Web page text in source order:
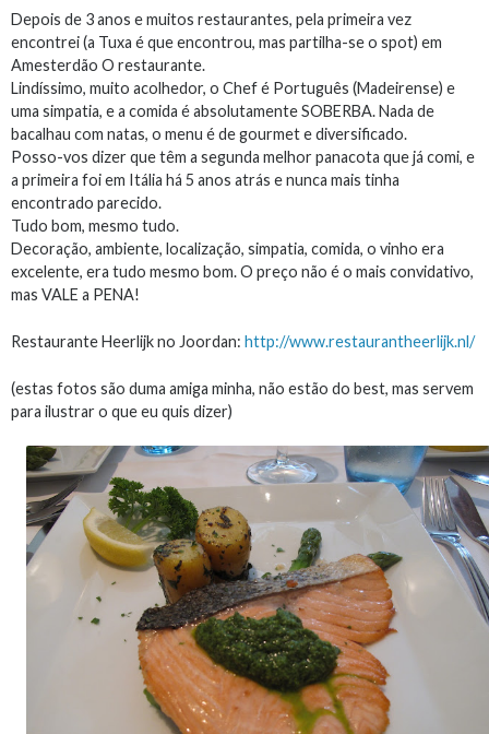
Depois de 3 anos e muitos restaurantes, pela primeira vez
encontrei (a Tuxa é que encontrou, mas partilha-se o spot) em
Amesterdão O restaurante.
Lindíssimo, muito acolhedor, o Chef é Português (Madeirense) e
uma simpatia, e a comida é absolutamente SOBERBA. Nada de
bacalhau com natas, o menu é de gourmet e diversificado.
Posso-vos dizer que têm a segunda melhor panacota que já comi, e
a primeira foi em Itália há 5 anos atrás e nunca mais tinha
encontrado parecido.
Tudo bom, mesmo tudo.
Decoração, ambiente, localização, simpatia, comida, o vinho era
excelente, era tudo mesmo bom. O preço não é o mais convidativo,
mas VALE a PENA!
Restaurante Heerlijk no Joordan: http://www.restaurantheerlijk.nl/
(estas fotos são duma amiga minha, não estão do best, mas servem
para ilustrar o que eu quis dizer)